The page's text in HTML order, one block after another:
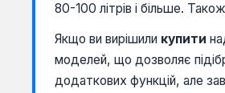
80-100 літрів і більше.
Якщо ви вирішили купити
моделей, що дозволяє
додаткових функцій, але